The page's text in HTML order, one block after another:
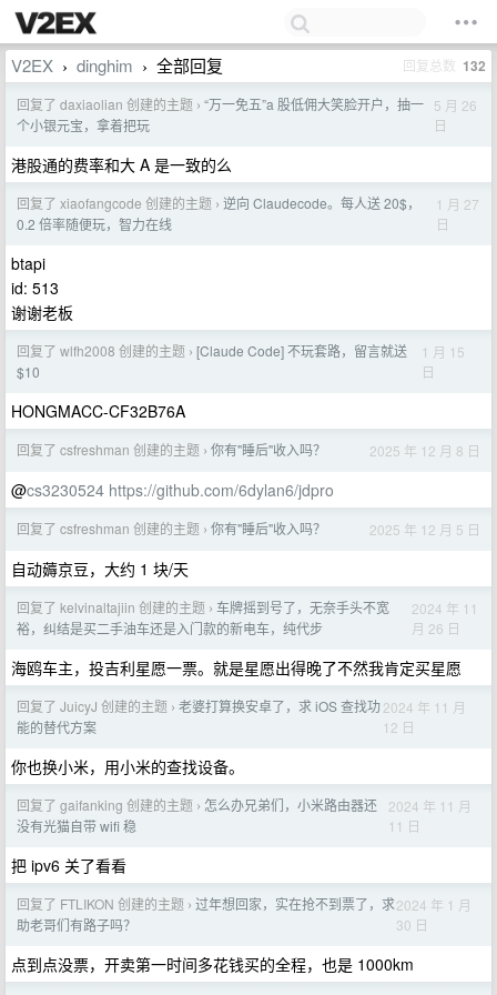
V2EX › dinghim › 全部回复 回复总数 132
回复了 daxiaolian 创建的主题 › “万一免五”a 股低佣大笑脸开户，抽一
个小银元宝，拿着把玩
5 月 26
日
港股通的费率和大 A 是一致的么
回复了 xiaofangcode 创建的主题 › 逆向 Claudecode。每人送 20$，
0.2 倍率随便玩，智力在线
1 月 27
日
btapi
id: 513
谢谢老板
回复了 wlfh2008 创建的主题 › [Claude Code] 不玩套路，留言就送
$10
1 月 15
日
HONGMACC-CF32B76A
回复了 csfreshman 创建的主题 › 你有"睡后"收入吗？ 2025 年 12 月 8 日
@cs3230524 https://github.com/6dylan6/jdpro
回复了 csfreshman 创建的主题 › 你有"睡后"收入吗？ 2025 年 12 月 5 日
自动薅京豆，大约 1 块/天
回复了 kelvinaltajiin 创建的主题 › 车牌摇到号了，无奈手头不宽
裕，纠结是买二手油车还是入门款的新电车，纯代步
2024 年 11
月 26 日
海鸥车主，投吉利星愿一票。就是星愿出得晚了不然我肯定买星愿
回复了 JuicyJ 创建的主题 › 老婆打算换安卓了，求 iOS 查找功
能的替代方案
2024 年 11 月
12 日
你也换小米，用小米的查找设备。
回复了 gaifanking 创建的主题 › 怎么办兄弟们，小米路由器还
没有光猫自带 wifi 稳
2024 年 11 月
11 日
把 ipv6 关了看看
回复了 FTLIKON 创建的主题 › 过年想回家，实在抢不到票了，求
助老哥们有路子吗？
2024 年 1 月
30 日
点到点没票，开卖第一时间多花钱买的全程，也是 1000km